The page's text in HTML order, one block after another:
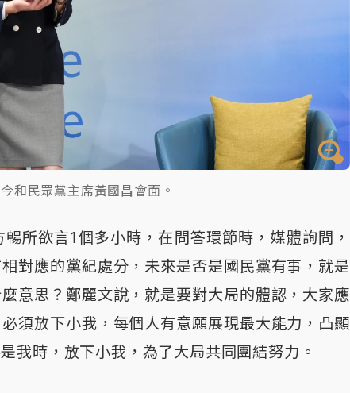
和民眾黨主席黃國昌會面。
所欲言1個多小時，在問答環節時，媒體詢問，
對應的黨紀處分，未來是否是國民黨有事，就是
意思？鄭麗文說，就是要對大局的體認，大家應
須放下小我，每個人有意願展現最大能力，凸顯
我時，放下小我，為了大局共同團結努力。